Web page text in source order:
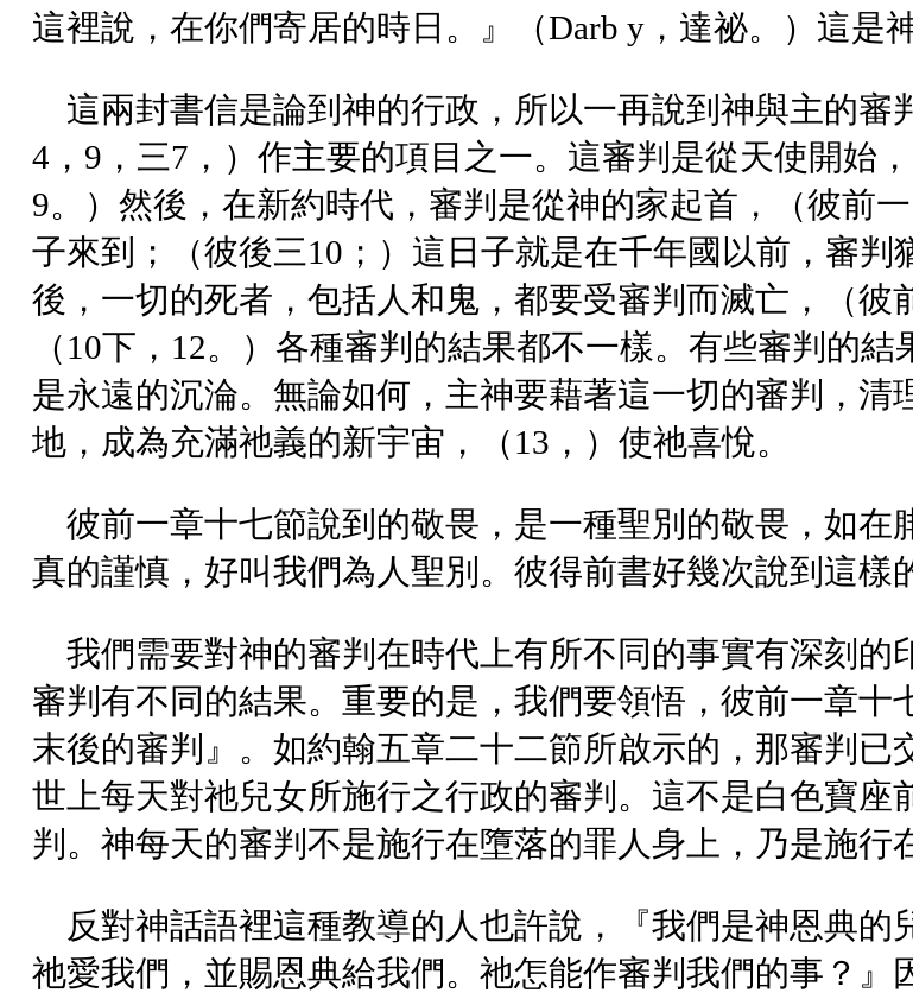
這裡說，在你們寄居的時日。』（Darb y，達祕。）這是
這兩封書信是論到神的行政，所以一再說到神與主的審
4，9，三7，）作主要的項目之一。這審判是從天使開始
9。）然後，在新約時代，審判是從神的家起首，（彼前
子來到；（彼後三10；）這日子就是在千年國以前，審
後，一切的死者，包括人和鬼，都要受審判而滅亡，（彼
（10下，12。）各種審判的結果都不一樣。有些審判的
是永遠的沉淪。無論如何，主神要藉著這一切的審判，
地，成為充滿祂義的新宇宙，（13，）使祂喜悅。
彼前一章十七節說到的敬畏，是一種聖別的敬畏，如
真的謹慎，好叫我們為人聖別。彼得前書好幾次說到這樣
我們需要對神的審判在時代上有所不同的事實有深刻
審判有不同的結果。重要的是，我們要領悟，彼前一章十
末後的審判』。如約翰五章二十二節所啟示的，那審判
世上每天對祂兒女所施行之行政的審判。這不是白色寶
判。神每天的審判不是施行在墮落的罪人身上，乃是施行
反對神話語裡這種教導的人也許說，『我們是神恩典的
祂愛我們，並賜恩典給我們。祂怎能作審判我們的事？